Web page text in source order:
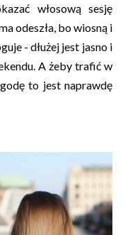
włosową sesję
odeszła, bo wiosną i
- dłużej jest jasno i
A żeby trafić w
to jest naprawdę